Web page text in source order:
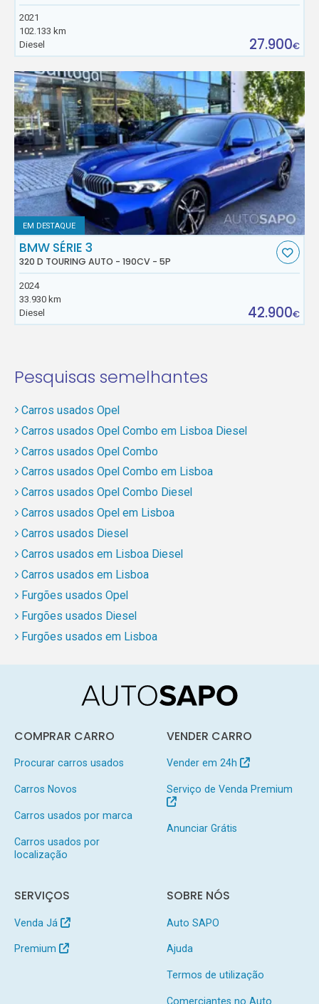
2021
102.133 km
Diesel
27.900€
EM DESTAQUE
BMW SÉRIE 3
320 D TOURING AUTO - 190CV - 5P
2024
33.930 km
Diesel
42.900€
Pesquisas semelhantes
Carros usados Opel
Carros usados Opel Combo em Lisboa Diesel
Carros usados Opel Combo
Carros usados Opel Combo em Lisboa
Carros usados Opel Combo Diesel
Carros usados Opel em Lisboa
Carros usados Diesel
Carros usados em Lisboa Diesel
Carros usados em Lisboa
Furgões usados Opel
Furgões usados Diesel
Furgões usados em Lisboa
COMPRAR CARRO
Procurar carros usados
Carros Novos
Carros usados por marca
Carros usados por
localização
VENDER CARRO
Vender em 24h
Serviço de Venda Premium
Anunciar Grátis
SERVIÇOS
Venda Já
Premium
SOBRE NÓS
Auto SAPO
Ajuda
Termos de utilização
Comerciantes no Auto